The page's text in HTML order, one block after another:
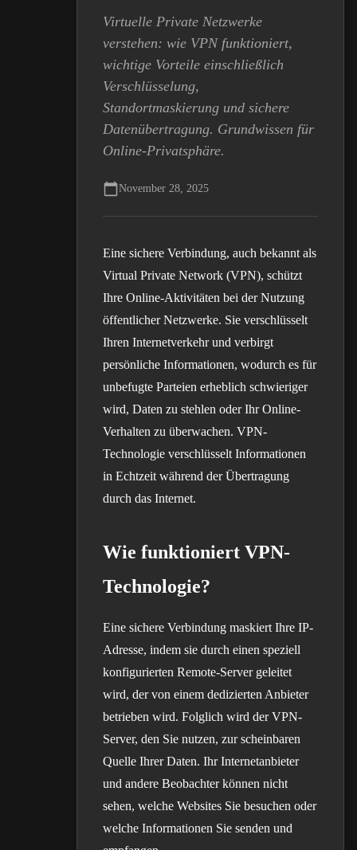
Virtuelle Private Netzwerke
verstehen: wie VPN funktioniert,
wichtige Vorteile einschließlich
Verschlüsselung,
Standortmaskierung und sichere
Datenübertragung. Grundwissen für
Online-Privatsphäre.
November 28, 2025
Eine sichere Verbindung, auch bekannt als
Virtual Private Network (VPN), schützt
Ihre Online-Aktivitäten bei der Nutzung
öffentlicher Netzwerke. Sie verschlüsselt
Ihren Internetverkehr und verbirgt
persönliche Informationen, wodurch es für
unbefugte Parteien erheblich schwieriger
wird, Daten zu stehlen oder Ihr Online-
Verhalten zu überwachen. VPN-
Technologie verschlüsselt Informationen
in Echtzeit während der Übertragung
durch das Internet.
Wie funktioniert VPN-
Technologie?
Eine sichere Verbindung maskiert Ihre IP-
Adresse, indem sie durch einen speziell
konfigurierten Remote-Server geleitet
wird, der von einem dedizierten Anbieter
betrieben wird. Folglich wird der VPN-
Server, den Sie nutzen, zur scheinbaren
Quelle Ihrer Daten. Ihr Internetanbieter
und andere Beobachter können nicht
sehen, welche Websites Sie besuchen oder
welche Informationen Sie senden und